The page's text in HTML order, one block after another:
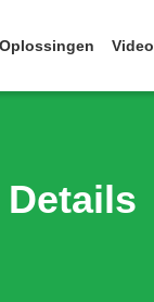
Oplossingen Video